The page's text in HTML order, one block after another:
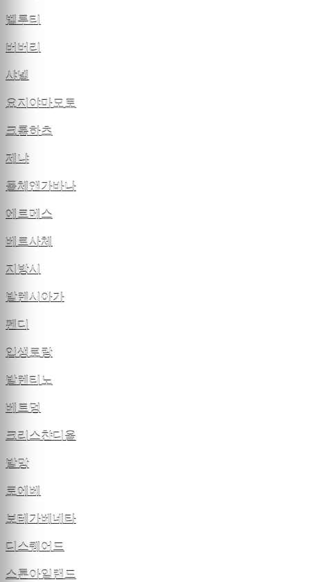
벨루티
버버리
샤넬
요지야마모토
크롬하츠
제냐
돌체앤가바나
에르메스
베르사체
지방시
발렌시아가
펜디
입생로랑
발렌티노
베트멍
크리스챤디올
발망
로에베
보테가베네타
디스퀘어드
스톤아일랜드